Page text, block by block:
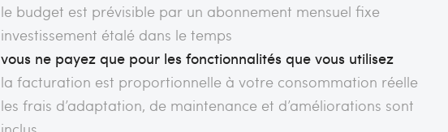
le budget est prévisible par un abonnement mensuel fixe
investissement étalé dans le temps
vous ne payez que pour les fonctionnalités que vous utilisez
la facturation est proportionnelle à votre consommation réelle
les frais d’adaptation, de maintenance et d’améliorations sont